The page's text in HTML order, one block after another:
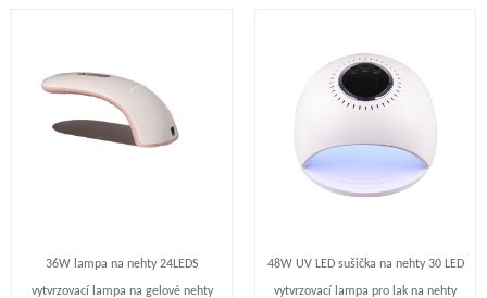
36W lampa na nehty 24LEDS
vytvrzovací lampa na gelové nehty
48W UV LED sušička na nehty 30 LED
vytvrzovací lampa pro lak na nehty